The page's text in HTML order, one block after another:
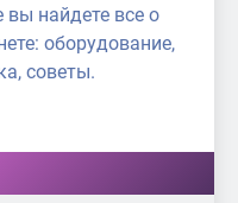
найдете все о
оборудование,
советы.